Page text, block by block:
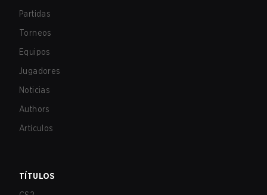
Partidas
Torneos
Equipos
Jugadores
Noticias
Authors
Artículos
TÍTULOS